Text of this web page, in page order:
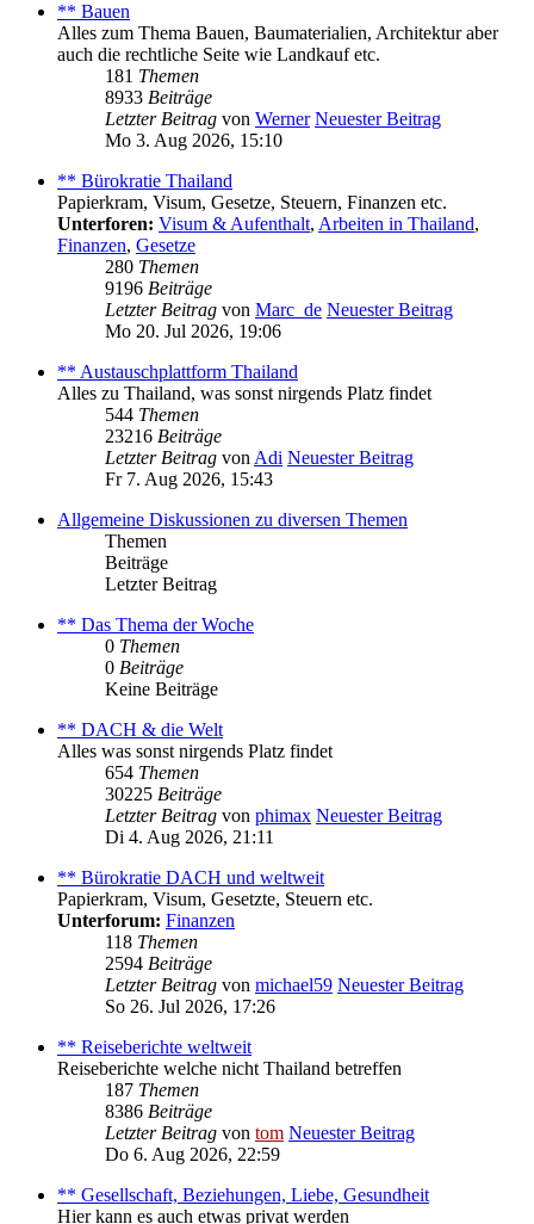
** Bauen
Alles zum Thema Bauen, Baumaterialien, Architektur aber
auch die rechtliche Seite wie Landkauf etc.
181 Themen
8933 Beiträge
Letzter Beitrag von Werner Neuester Beitrag
Mo 3. Aug 2026, 15:10
** Bürokratie Thailand
Papierkram, Visum, Gesetze, Steuern, Finanzen etc.
Unterforen: Visum & Aufenthalt, Arbeiten in Thailand,
Finanzen, Gesetze
280 Themen
9196 Beiträge
Letzter Beitrag von Marc_de Neuester Beitrag
Mo 20. Jul 2026, 19:06
** Austauschplattform Thailand
Alles zu Thailand, was sonst nirgends Platz findet
544 Themen
23216 Beiträge
Letzter Beitrag von Adi Neuester Beitrag
Fr 7. Aug 2026, 15:43
Allgemeine Diskussionen zu diversen Themen
Themen
Beiträge
Letzter Beitrag
** Das Thema der Woche
0 Themen
0 Beiträge
Keine Beiträge
** DACH & die Welt
Alles was sonst nirgends Platz findet
654 Themen
30225 Beiträge
Letzter Beitrag von phimax Neuester Beitrag
Di 4. Aug 2026, 21:11
** Bürokratie DACH und weltweit
Papierkram, Visum, Gesetzte, Steuern etc.
Unterforum: Finanzen
118 Themen
2594 Beiträge
Letzter Beitrag von michael59 Neuester Beitrag
So 26. Jul 2026, 17:26
** Reiseberichte weltweit
Reiseberichte welche nicht Thailand betreffen
187 Themen
8386 Beiträge
Letzter Beitrag von tom Neuester Beitrag
Do 6. Aug 2026, 22:59
** Gesellschaft, Beziehungen, Liebe, Gesundheit
Hier kann es auch etwas privat werden